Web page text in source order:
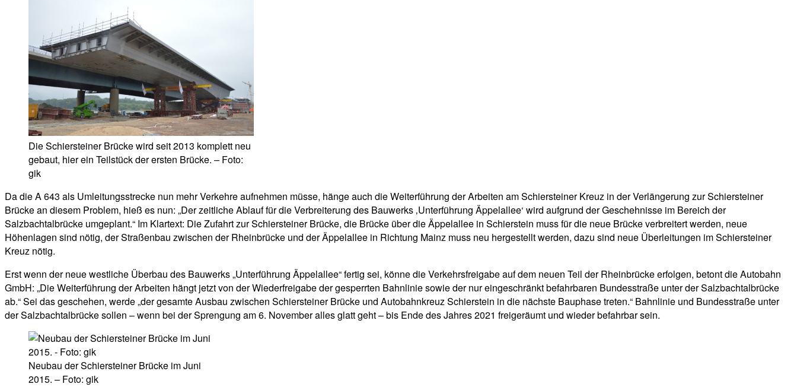
Die Schiersteiner Brücke wird seit 2013 komplett neu
gebaut, hier ein Teilstück der ersten Brücke. – Foto:
gik
Da die A 643 als Umleitungsstrecke nun mehr Verkehre aufnehmen müsse, hänge auch die Weiterführung der Arbeiten am Schiersteiner Kreuz in der Verlängerung zur Schiersteiner
Brücke an diesem Problem, hieß es nun: „Der zeitliche Ablauf für die Verbreiterung des Bauwerks ‚Unterführung Äppelallee‘ wird aufgrund der Geschehnisse im Bereich der
Salzbachtalbrücke umgeplant.“ Im Klartext: Die Zufahrt zur Schiersteiner Brücke, die Brücke über die Äppelallee in Schierstein muss für die neue Brücke verbreitert werden, neue
Höhenlagen sind nötig, der Straßenbau zwischen der Rheinbrücke und der Äppelallee in Richtung Mainz muss neu hergestellt werden, dazu sind neue Überleitungen im Schiersteiner
Kreuz nötig.
Erst wenn der neue westliche Überbau des Bauwerks „Unterführung Äppelallee“ fertig sei, könne die Verkehrsfreigabe auf dem neuen Teil der Rheinbrücke erfolgen, betont die Autobahn
GmbH: „Die Weiterführung der Arbeiten hängt jetzt von der Wiederfreigabe der gesperrten Bahnlinie sowie der nur eingeschränkt befahrbaren Bundesstraße unter der Salzbachtalbrücke
ab.“ Sei das geschehen, werde „der gesamte Ausbau zwischen Schiersteiner Brücke und Autobahnkreuz Schierstein in die nächste Bauphase treten.“ Bahnlinie und Bundesstraße unter
der Salzbachtalbrücke sollen – wenn bei der Sprengung am 6. November alles glatt geht – bis Ende des Jahres 2021 freigeräumt und wieder befahrbar sein.
Neubau der Schiersteiner Brücke im Juni
2015. – Foto: gik